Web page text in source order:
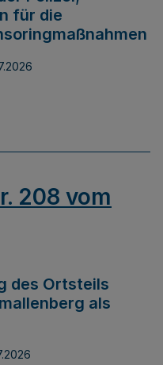
für die
208 vom
des Ortsteils
als